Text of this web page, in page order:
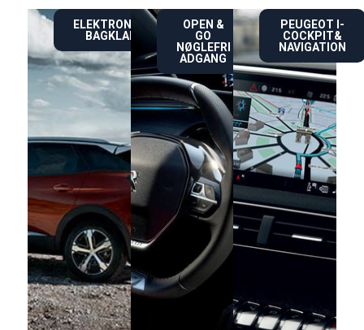
ELEKTRONISK
BAGKLAP
OPEN &
GO
NØGLEFRI
ADGANG
PEUGEOT I-
COCKPIT&
NAVIGATION